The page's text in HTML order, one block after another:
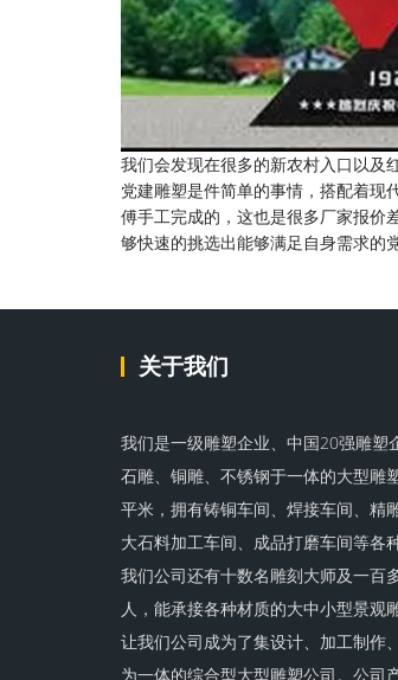
我们会发现在很多的新农村入口以及
党建雕塑是件简单的事情，搭配着现
傅手工完成的，这也是很多厂家报价
够快速的挑选出能够满足自身需求的
关于我们
我们是一级雕塑企业、中国20强雕塑
石雕、铜雕、不锈钢于一体的大型雕
平米，拥有铸铜车间、焊接车间、精
大石料加工车间、成品打磨车间等各
我们公司还有十数名雕刻大师及一百
人，能承接各种材质的大中小型景观
让我们公司成为了集设计、加工制作
为一体的综合型大型雕塑公司。公司